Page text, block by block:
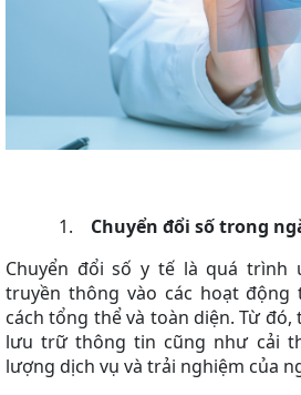
1.
Chuyển đổi số trong
Chuyển đổi số y tế là quá trình
truyền thông vào các hoạt
cách tổng thể và toàn diện. Từ đó,
lưu trữ thông tin cũng như cải
lượng dịch vụ và trải nghiệm của